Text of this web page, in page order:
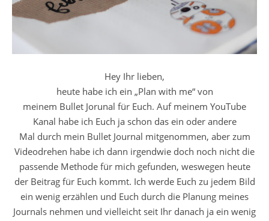
Hey Ihr lieben,
heute habe ich ein „Plan with me“ von
meinem Bullet Jorunal für Euch. Auf meinem YouTube
Kanal habe ich Euch ja schon das ein oder andere
Mal durch mein Bullet Journal mitgenommen, aber zum
Videodrehen habe ich dann irgendwie doch noch nicht die
passende Methode für mich gefunden, weswegen heute
der Beitrag für Euch kommt. Ich werde Euch zu jedem Bild
ein wenig erzählen und Euch durch die Planung meines
Journals nehmen und vielleicht seit Ihr danach ja ein wenig